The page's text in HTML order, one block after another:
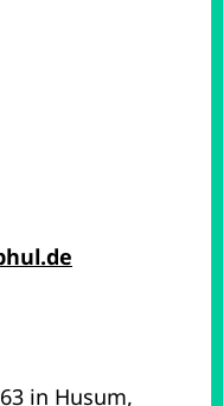
öffnen
öffnen
in Husum,